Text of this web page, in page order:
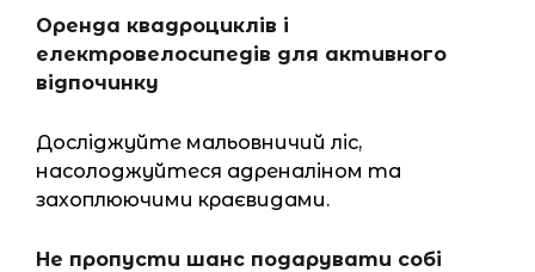
Оренда квадроциклів і
електровелосипедів для активного
відпочинку
Досліджуйте мальовничий ліс,
насолоджуйтеся адреналіном та
захоплюючими краєвидами.
Не пропусти шанс подарувати собі